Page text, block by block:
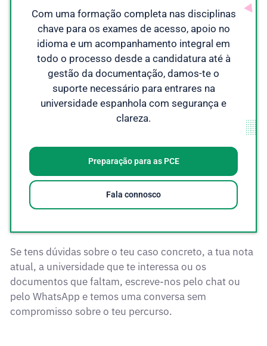
Com uma formação completa nas disciplinas
chave para os exames de acesso, apoio no
idioma e um acompanhamento integral em
todo o processo desde a candidatura até à
gestão da documentação, damos-te o
suporte necessário para entrares na
universidade espanhola com segurança e
clareza.
Preparação para as PCE
Fala connosco
Se tens dúvidas sobre o teu caso concreto, a tua nota
atual, a universidade que te interessa ou os
documentos que faltam, escreve-nos pelo chat ou
pelo WhatsApp e temos uma conversa sem
compromisso sobre o teu percurso.